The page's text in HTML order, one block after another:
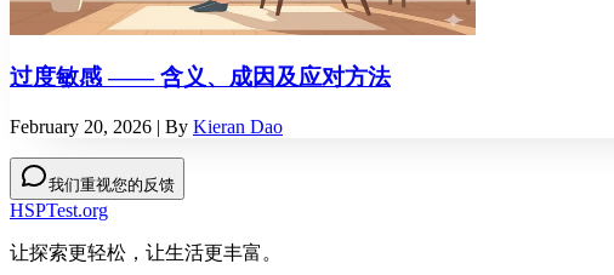
过度敏感 —— 含义、成因及应对方法
February 20, 2026 | By Kieran Dao
我们重视您的反馈
HSPTest.org
让探索更轻松，让生活更丰富。